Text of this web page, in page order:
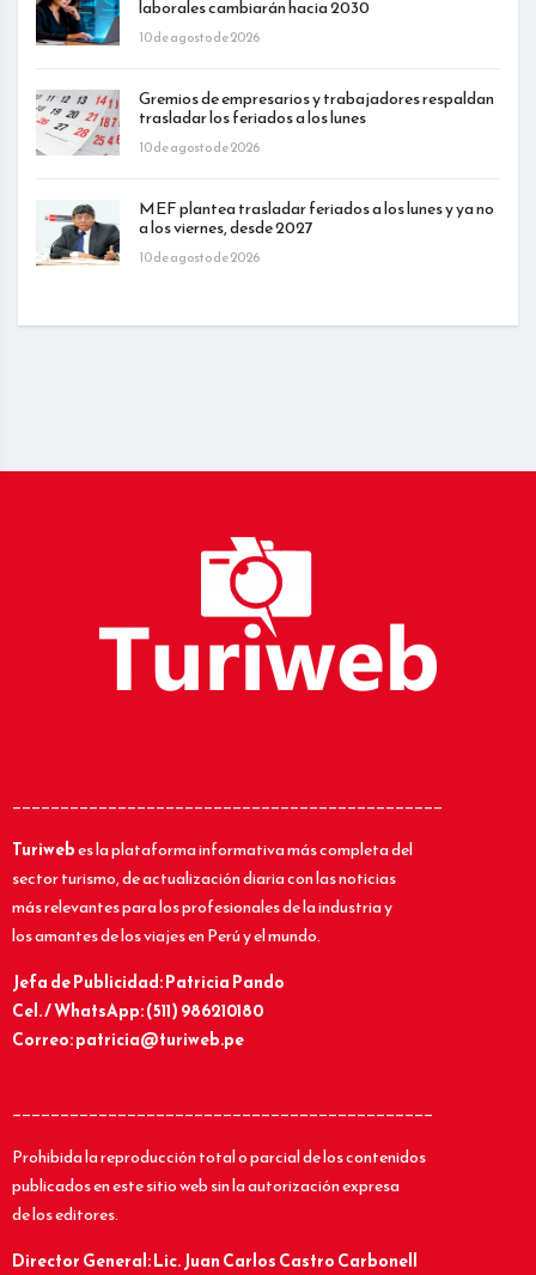
laborales cambiarán hacia 2030
10 de agosto de 2026
Gremios de empresarios y trabajadores respaldan
trasladar los feriados a los lunes
10 de agosto de 2026
MEF plantea trasladar feriados a los lunes y ya no
a los viernes, desde 2027
10 de agosto de 2026
_____________________________________________
Turiwebes la plataforma informativa más completa del
sector turismo, de actualización diaria con las noticias
más relevantes para los profesionales de la industria y
los amantes de los viajes en Perú y el mundo.
Jefa de Publicidad: Patricia Pando
Cel. / WhatsApp: (511) 986210180
Correo: patricia@turiweb.pe
____________________________________________
Prohibida la reproducción total o parcial de los contenidos
publicados en este sitio web sin la autorización expresa
de los editores.
Director General: Lic.Juan Carlos Castro Carbonell